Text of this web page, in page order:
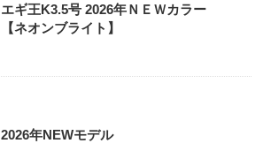
エギ王K3.5号 2026年ＮＥＷカラー
【ネオンブライト】
2026年NEWモデル